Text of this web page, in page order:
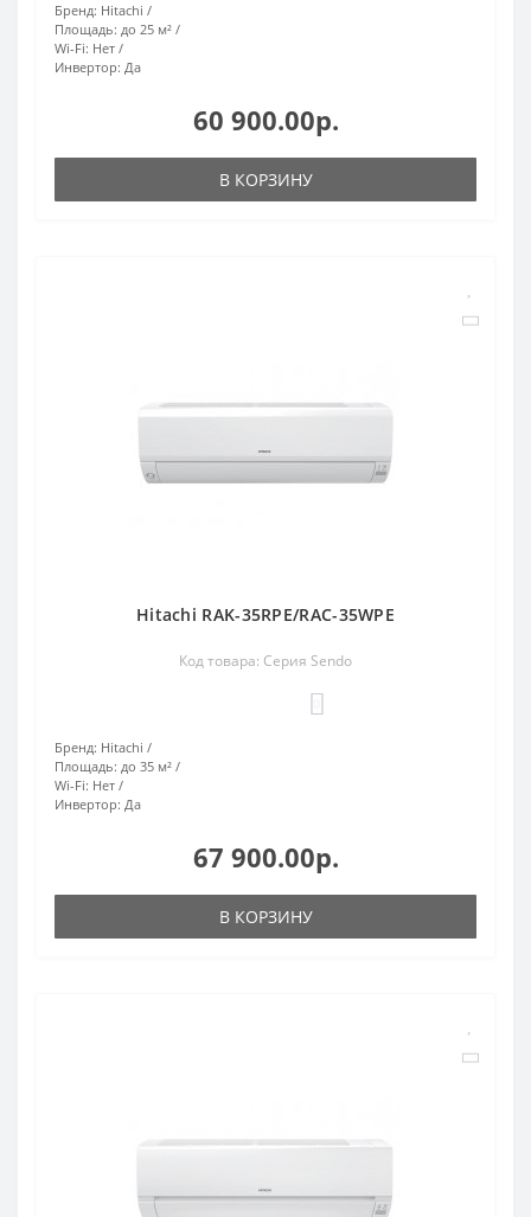
Бренд: Hitachi
Площадь: до 25 м²
Wi-Fi: Нет
Инвертор: Да
60 900.00р.
В КОРЗИНУ
Hitachi RAK-35RPE/RAC-35WPE
Код товара: Серия Sendo
Бренд: Hitachi
Площадь: до 35 м²
Wi-Fi: Нет
Инвертор: Да
67 900.00р.
В КОРЗИНУ